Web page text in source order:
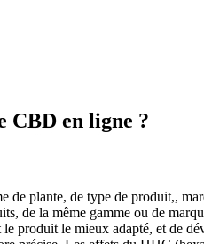
CBD en ligne ?
plante, de type de produit,,
de la même gamme ou de
produit le mieux adapté, et de